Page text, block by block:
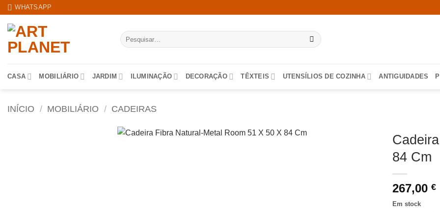
Skip
content
WHATSAPP
Pesquisar
por:
CASA MOBILIÁRIO JARDIM ILUMINAÇÃO DECORAÇÃO TÊXTEIS UTENSÍLIOS DE COZINHA ANTIGUIDADES
INÍCIO / MOBILIÁRIO / CADEIRAS
84 Cm
267,00 €
Em stock